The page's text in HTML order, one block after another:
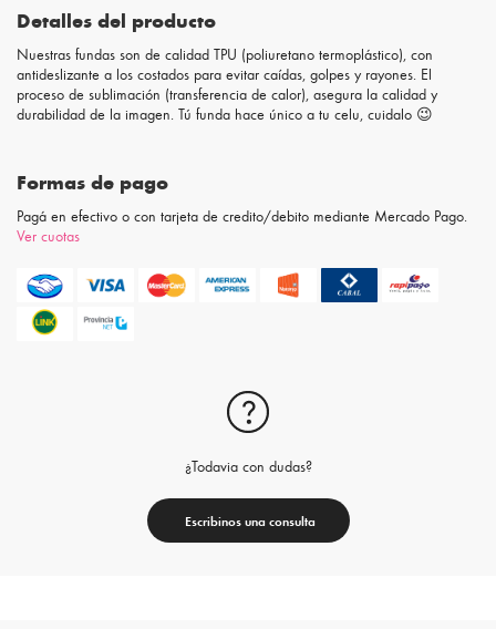
Detalles del producto
Nuestras fundas son de calidad TPU (poliuretano termoplástico), con
antideslizante a los costados para evitar caídas, golpes y rayones. El
proceso de sublimación (transferencia de calor), asegura la calidad y
durabilidad de la imagen. Tú funda hace único a tu celu, cuidalo 😉
Formas de pago
Pagá en efectivo o con tarjeta de credito/debito mediante Mercado Pago.
Ver cuotas
¿Todavia con dudas?
Escribinos una consulta